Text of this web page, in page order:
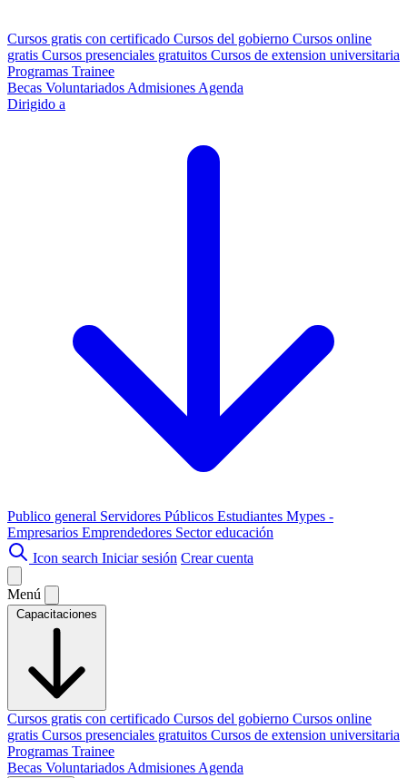
Cursos gratis con certificado Cursos del gobierno Cursos online
gratis Cursos presenciales gratuitos Cursos de extension universitaria
Programas Trainee
Becas Voluntariados Admisiones Agenda
Dirigido a
Publico general Servidores Públicos Estudiantes Mypes -
Empresarios Emprendedores Sector educación
Icon search Iniciar sesión Crear cuenta
Menú
Capacitaciones
Cursos gratis con certificado Cursos del gobierno Cursos online
gratis Cursos presenciales gratuitos Cursos de extension universitaria
Programas Trainee
Becas Voluntariados Admisiones Agenda